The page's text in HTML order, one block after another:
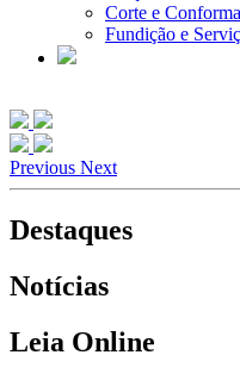
Corte e
Fundição e
Previous Next
Destaques
Notícias
Leia Online